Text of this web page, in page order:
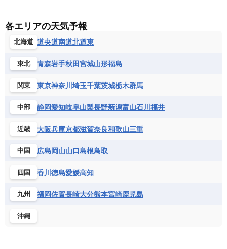
各エリアの天気予報
北海道 道央道南道北道東
東北 青森岩手秋田宮城山形福島
関東 東京神奈川 埼玉千葉茨城栃木群馬
中部 静岡愛知岐阜山梨長野新潟富山石川 福井
近畿 大阪兵庫京都滋賀奈良和歌山三重
中国 広島岡山山口島根鳥取
四国 香川 徳島愛媛高知
九州 福岡佐賀長崎大分熊本宮崎鹿児島
沖縄